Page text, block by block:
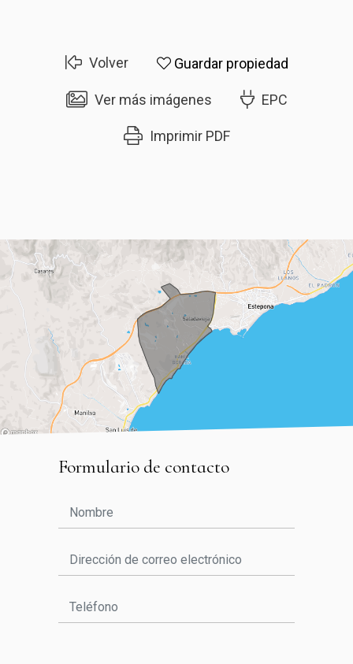
Volver Guardar propiedad
Ver más imágenes EPC
Imprimir PDF
Formulario de contacto